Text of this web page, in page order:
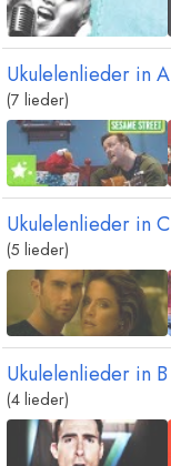
Ukulelenlieder inA
(7 lieder)
Ukulelenlieder inC
(5 lieder)
Ukulelenlieder in B
(4 lieder)